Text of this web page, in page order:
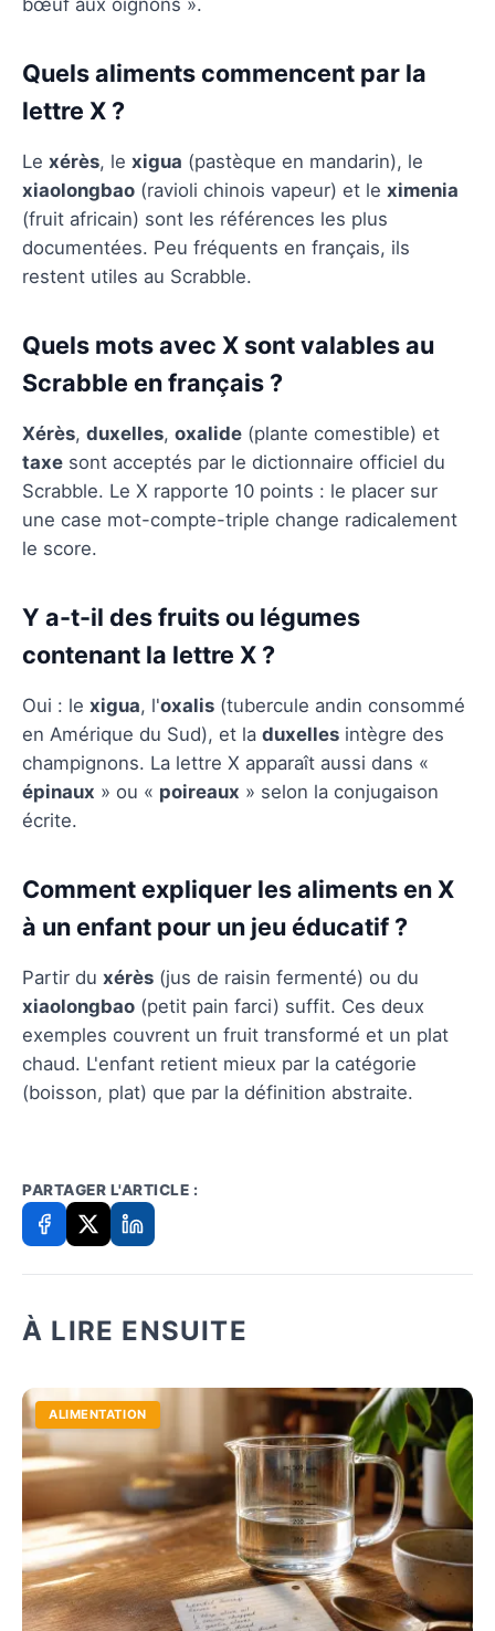
Quels aliments commencent par la
lettre X ?
Le xérès, le xigua (pastèque en mandarin), le
xiaolongbao (ravioli chinois vapeur) et le ximenia
(fruit africain) sont les références les plus
documentées. Peu fréquents en français, ils
restent utiles au Scrabble.
Quels mots avec X sont valables au
Scrabble en français ?
Xérès, duxelles, oxalide (plante comestible) et
taxe sont acceptés par le dictionnaire officiel du
Scrabble. Le X rapporte 10 points : le placer sur
une case mot-compte-triple change radicalement
le score.
Y a-t-il des fruits ou légumes
contenant la lettre X ?
Oui : le xigua, l'oxalis (tubercule andin consommé
en Amérique du Sud), et la duxelles intègre des
champignons. La lettre X apparaît aussi dans «
épinaux » ou « poireaux » selon la conjugaison
écrite.
Comment expliquer les aliments en X
à un enfant pour un jeu éducatif ?
Partir du xérès (jus de raisin fermenté) ou du
xiaolongbao (petit pain farci) suffit. Ces deux
exemples couvrent un fruit transformé et un plat
chaud. L'enfant retient mieux par la catégorie
(boisson, plat) que par la définition abstraite.
PARTAGER L'ARTICLE :
À LIRE ENSUITE
ALIMENTATION